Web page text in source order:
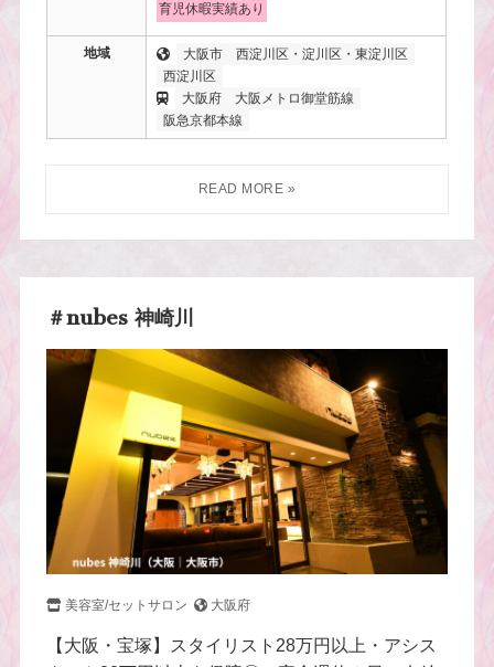
育児休暇実績あり
地域 大阪市
西淀川区・淀川区・東淀川区
西淀川区
大阪府
大阪メトロ御堂筋線
阪急京都本線
＃nubes 神崎川
美容室/セットサロン 大阪府
【大阪・宝塚】スタイリスト28万円以上・アシス